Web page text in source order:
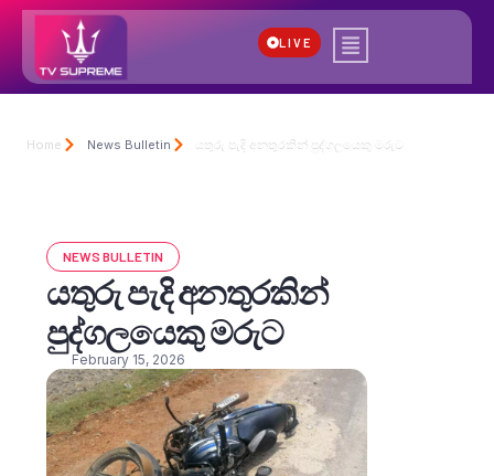
LIVE
Home News Bulletin යතුරු පැදි අනතුරකින් පුද්ගලයෙකු මරුට
NEWS BULLETIN
යතුරු පැදි අනතුරකින්
පුද්ගලයෙකු මරුට
February 15, 2026